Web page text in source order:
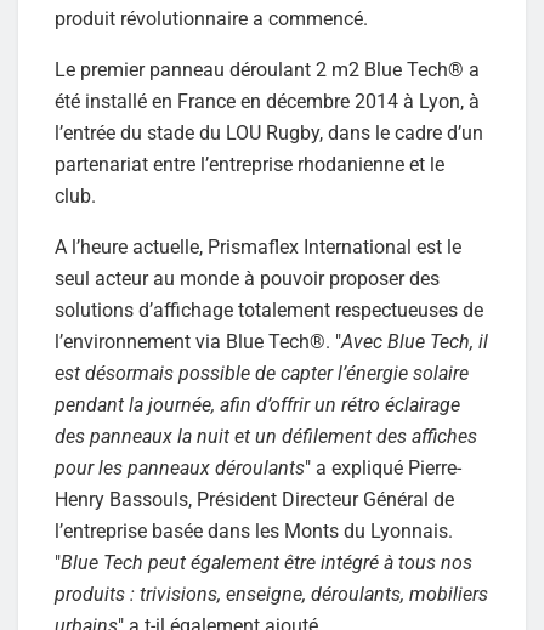
produit révolutionnaire a commencé.
Le premier panneau déroulant 2 m2 Blue Tech® a
été installé en France en décembre 2014 à Lyon, à
l’entrée du stade du LOU Rugby, dans le cadre d’un
partenariat entre l’entreprise rhodanienne et le
club.
A l’heure actuelle, Prismaflex International est le
seul acteur au monde à pouvoir proposer des
solutions d’affichage totalement respectueuses de
l’environnement via Blue Tech®. "Avec Blue Tech, il
est désormais possible de capter l’énergie solaire
pendant la journée, afin d’offrir un rétro éclairage
des panneaux la nuit et un défilement des affiches
pour les panneaux déroulants" a expliqué Pierre-
Henry Bassouls, Président Directeur Général de
l’entreprise basée dans les Monts du Lyonnais.
"Blue Tech peut également être intégré à tous nos
produits : trivisions, enseigne, déroulants, mobiliers